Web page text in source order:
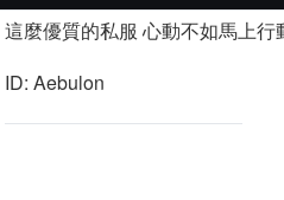
這麼優質的私服 心動不如馬上行
ID: Aebulon